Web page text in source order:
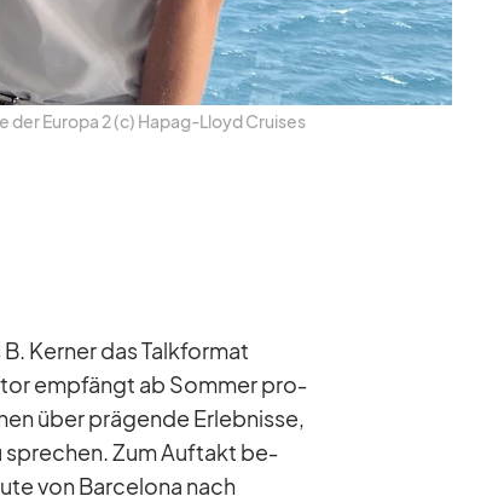
der Eu­ropa 2 (c) Ha­pag-Lloyd Crui­ses
Ker­ner das Talk­for­mat
emp­fängt ab Som­mer pro­
über prä­gende Er­leb­nisse,
spre­chen. Zum Auf­takt be­
von Bar­ce­lona nach